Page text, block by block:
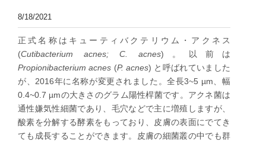
8/18/2021
正式名称はキューティバクテリウム・アクネス
(Cutibacterium acnes; C. acnes)。以前は
Propionibacterium acnes (P. acnes) と呼ばれていました
が、2016年に名称が変更されました。全長3~5 µm、幅
0.4~0.7 µmの大きさのグラム陽性桿菌です。アクネ菌は
通性嫌気性細菌であり、毛穴などで主に増殖しますが、
酸素を分解する酵素をもっており、皮膚の表面にでてき
ても成長することができます。皮膚の細菌叢の中でも群